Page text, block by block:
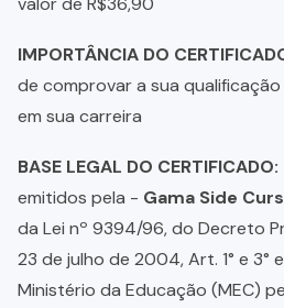
IMPORTÂNCIA DO
de comprovar a sua
em sua carreira
BASE LEGAL DO CERTIFICADO:
emitidos pela - Gama Side
da Lei nº 9394/96, do Decreto
23 de julho de 2004, Art. 1° e 3°
Ministério da Educação (MEC)